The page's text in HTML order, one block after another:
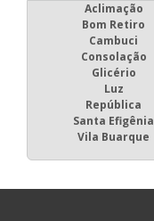
Aclimação
Bom Retiro
Cambuci
Consolação
Glicério
Luz
República
Santa Efigênia
Vila Buarque